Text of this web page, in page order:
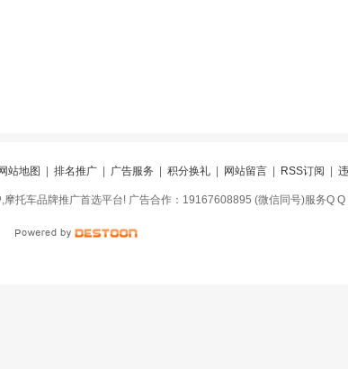
网站地图 排名推广 广告服务 积分换礼 网站留言 RSS订阅
托车品牌推广首选平台! 广告合作：19167608895 (微信同号)服务Q